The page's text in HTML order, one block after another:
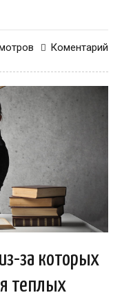
Коментарий
за которых
теплых